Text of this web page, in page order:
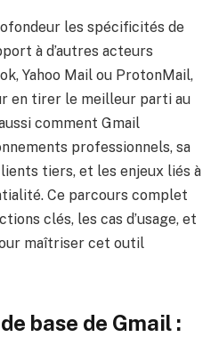
les spécificités de
à d’autres acteurs
Yahoo Mail ou ProtonMail,
en tirer le meilleur parti au
comment Gmail
professionnels, sa
tiers, et les enjeux liés à
Ce parcours complet
clés, les cas d’usage, et
maîtriser cet outil
base de Gmail :